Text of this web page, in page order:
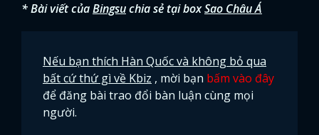
* Bài viết củaBingsuchia sẻ tại boxSao Châu Á
Nếu bạn thích Hàn Quốc và không bỏ qua
bất cứ thứ gì về Kbiz , mời bạn bấm vào đây
để đăng bài trao đổi bàn luận cùng mọi
người.